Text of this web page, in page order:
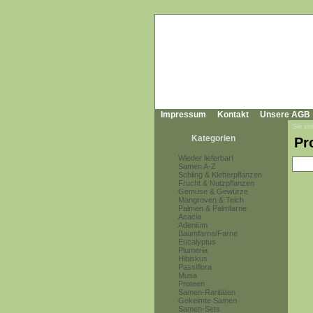
Impressum Kontakt Unsere AGB
Kategorien
Wieder lieferbar!
Samen A-Z
Schling & Kletterpflanzen
Frucht & Nutzpflanzen
Gemüse & Gewürze
Mangroven & Teich
Palmen & Palmfarne
Acacia
Adenium
Baumfarne/Farne
Eucalyptus
Plumeria
Hibiskus
Passiflora
Musa
Proteen
Samen-Raritäten
Gekeimte Samen
Samen-Sets
Sie